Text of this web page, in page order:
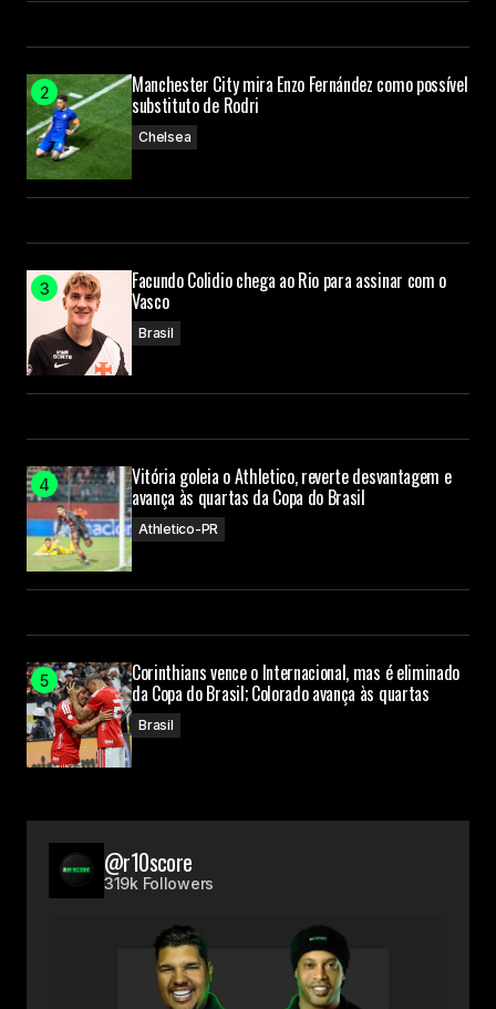
Manchester City mira Enzo Fernández como possível
substituto de Rodri
Chelsea
Facundo Colidio chega ao Rio para assinar com o
Vasco
Brasil
Vitória goleia o Athletico, reverte desvantagem e
avança às quartas da Copa do Brasil
Athletico-PR
Corinthians vence o Internacional, mas é eliminado
da Copa do Brasil; Colorado avança às quartas
Brasil
@r10score
319k Followers